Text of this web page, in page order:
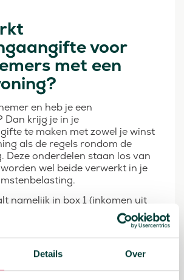
Details Over
voor
met een
en heb je een
Dan krijg je in je
te maken met zowel je winst
als de regels rondom de
Deze onderdelen staan los van
wel beide verwerkt in je
namelijk in box 1 (inkomen uit
Dat betekent dat je te maken
eigenwoningforfait, een bedrag
wordt opgeteld op basis van
van je woning. Tegelijkertijd
hypotheekrente vaak
je belastbare inkomen.